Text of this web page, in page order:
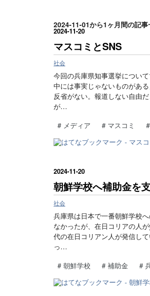
2024-11-01から1ヶ月間の記事
2024-11-20
マスコミとSNS
社会
今回の兵庫県知事選挙につい
中には事実じゃないものがあ
反省がない。報道しない自由
が…
# メディア # マスコミ #
2024-11-20
朝鮮学校へ補助金を
社会
兵庫県は日本で一番朝鮮学校
なかったが、在日コリアの人
代の在日コリアン人が発信し
っ…
# 朝鮮学校 # 補助金 #